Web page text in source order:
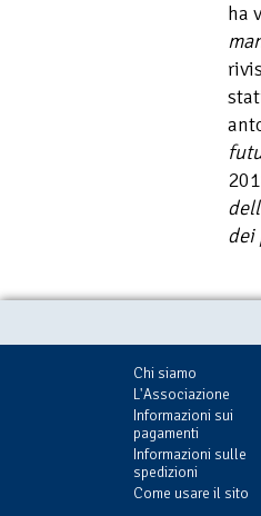
ha
dei
Chi siamo
L'Associazione
Informazioni sui
pagamenti
Informazioni sulle
spedizioni
Come usare il sito